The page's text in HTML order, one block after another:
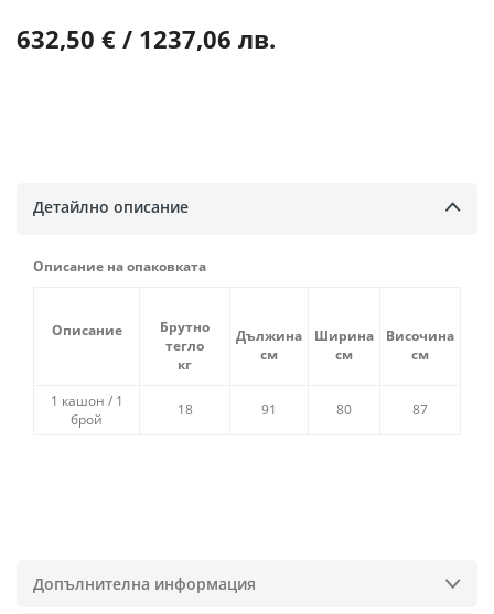
632,50 € / 1237,06 лв.
Детайлно описание
Описание на опаковката
Описание
Брутно
тегло
кг
Дължина
см
Ширина
см
Височина
см
1 кашон / 1
брой
18 91 80 87
Допълнителна информация